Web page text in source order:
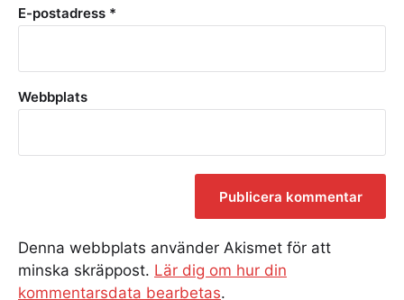
E-postadress *
Webbplats
Denna webbplats använder Akismet för att
minska skräppost. Lär dig om hur din
kommentarsdata bearbetas.